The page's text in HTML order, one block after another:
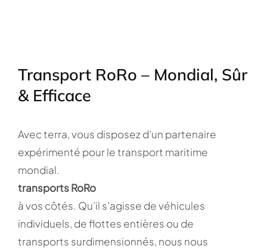
Transport RoRo – Mondial, Sûr
& Efficace
Avec terra, vous disposez d’un partenaire
expérimenté pour le transport maritime
mondial.
transports RoRo
à vos côtés. Qu’il s’agisse de véhicules
individuels, de flottes entières ou de
transports surdimensionnés, nous nous